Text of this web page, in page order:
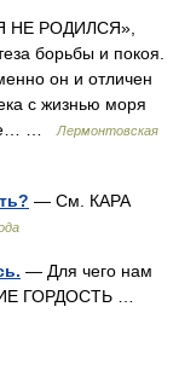
НЕ РОДИЛСЯ»,
борьбы и покоя.
он и отличен
с жизнью моря
…
Лермонтовская
— См. КАРА
— Для чего нам
ГОРДОСТЬ …